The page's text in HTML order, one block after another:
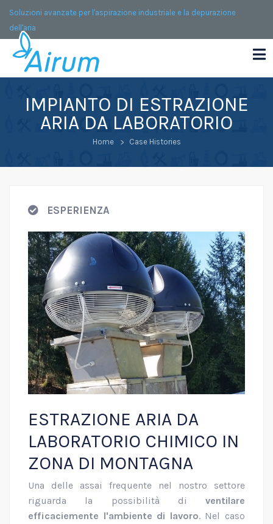
Soluzioni avanzate per l'aspirazione industriale e la depurazione
dell'aria
IMPIANTO DI ESTRAZIONE
ARIA DA LABORATORIO
Home Case Histories
ESPERIENZA
ESTRAZIONE ARIA DA
LABORATORIO CHIMICO IN
ZONA DI MONTAGNA
Una delle assai frequente nel nostro settore
riguarda la possibilità di ventilare
efficaciemente l'ambiente di lavoro. Nel caso